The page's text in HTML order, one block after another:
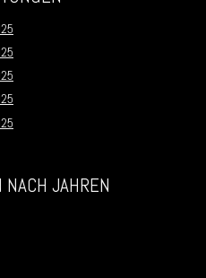
JAHREN